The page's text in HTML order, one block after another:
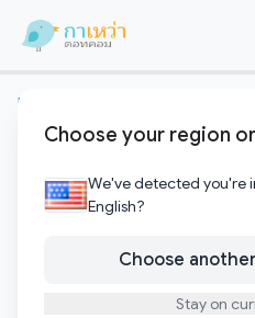
Choose your region
We've detected you're
English?
Choose
Stay on
เทคโนโลยีอัพเดต
เลิกหลอกตัวเองไ
OLED ถึงเป็น ‘ข
มกราคม 22, 2026 •1